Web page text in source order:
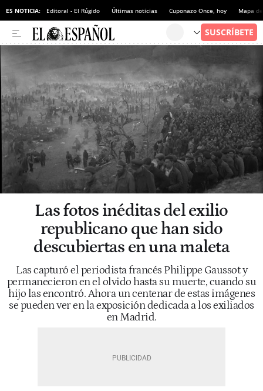
ES NOTICIA: Editoral - El Rúgido Últimas noticias Cuponazo Once, hoy Mapa
Las fotos inéditas del exilio
republicano que han sido
descubiertas en una maleta
Las capturó el periodista francés Philippe Gaussot y
permanecieron en el olvido hasta su muerte, cuando su
hijo las encontró. Ahora un centenar de estas imágenes
se pueden ver en la exposición dedicada a los exiliados
en Madrid.